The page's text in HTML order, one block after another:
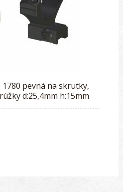
pevná na skrutky,
d:25,4mm h:15mm